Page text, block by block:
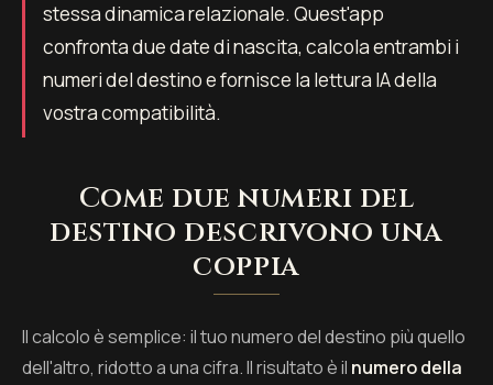
stessa dinamica relazionale. Quest'app
confronta due date di nascita, calcola entrambi i
numeri del destino e fornisce la lettura IA della
vostra compatibilità.
Come due numeri del
destino descrivono una
coppia
Il calcolo è semplice: il tuo numero del destino più quello
dell'altro, ridotto a una cifra. Il risultato è il numero della